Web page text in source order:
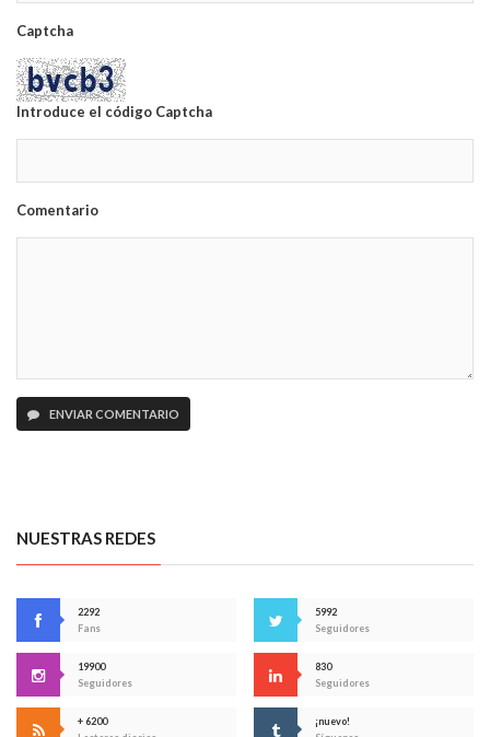
Captcha
Introduce el código Captcha
Comentario
ENVIAR COMENTARIO
NUESTRAS REDES
2292
Fans
5992
Seguidores
19900
Seguidores
830
Seguidores
+ 6200
¡nuevo!